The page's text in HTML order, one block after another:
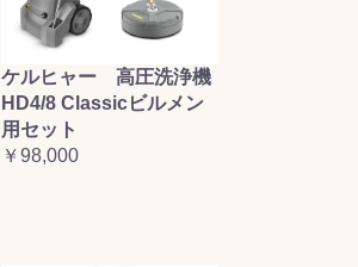
ケルヒャー 高圧洗浄機
HD4/8 Classicビルメン
用セット
￥98,000